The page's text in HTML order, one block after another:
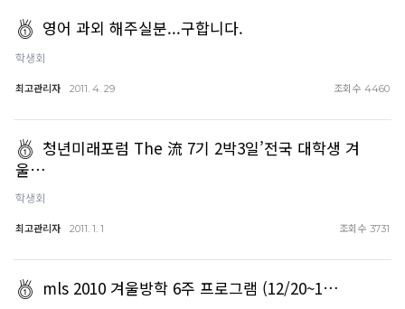
영어 과외 해주실분...구합니다.
학생회
최고관리자 2011. 4. 29 조회수 4460
청년미래포럼 The 流 7기 2박3일’전국 대학생 겨
울…
학생회
최고관리자 2011. 1. 1 조회수 3731
mls 2010 겨울방학 6주 프로그램 (12/20~1…